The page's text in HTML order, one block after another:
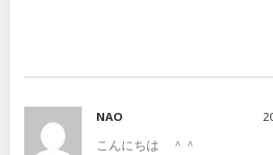
NAO
こんにちは ＾＾